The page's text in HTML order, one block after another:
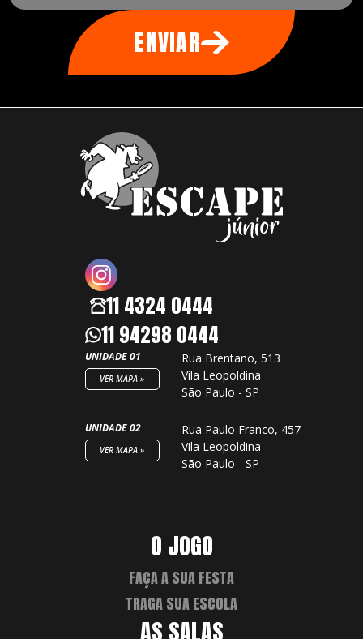
ENVIAR
11 4324 0444
11 94298 0444
UNIDADE 01
VER MAPA »
Rua Brentano, 513
Vila Leopoldina
São Paulo - SP
UNIDADE 02
VER MAPA »
Rua Paulo Franco, 457
Vila Leopoldina
São Paulo - SP
O JOGO
FAÇA A SUA FESTA
TRAGA SUA ESCOLA
AS SALAS